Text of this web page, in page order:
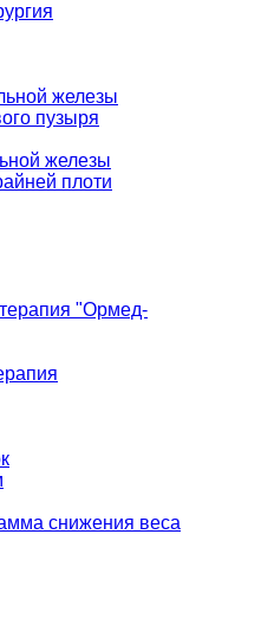
железы
пузыря
железы
плоти
"Ормед-
снижения веса